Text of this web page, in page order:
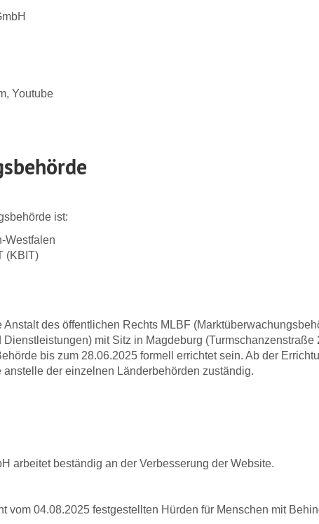
Youtube
ist:
Westfalen
(KBIT)
des öffentlichen Rechts MLBF
mit Sitz in Magdeburg (Turmschanzenstraße
bis zum 28.06.2025 formell errichtet sein. Ab der
der einzelnen Länderbehörden zuständig.
arbeitet beständig an der Verbesserung der Website.
vom 04.08.2025 festgestellten Hürden für Menschen mit